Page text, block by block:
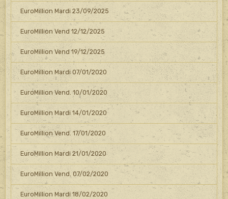
EuroMillion Mardi 23/09/2025
EuroMillion Vend 12/12/2025
EuroMillion Vend 19/12/2025
EuroMillion Mardi 07/01/2020
EuroMillion Vend. 10/01/2020
EuroMillion Mardi 14/01/2020
EuroMillion Vend. 17/01/2020
EuroMillion Mardi 21/01/2020
EuroMillion Vend. 07/02/2020
EuroMillion Mardi 18/02/2020